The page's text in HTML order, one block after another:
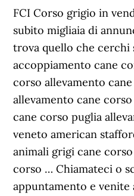
FCI Corso grigio in
subito migliaia di
trova quello che cerchi
accoppiamento cane
corso allevamento
allevamento cane
cane corso puglia
veneto american
animali grigi cane
corso … Chiamateci o
appuntamento e